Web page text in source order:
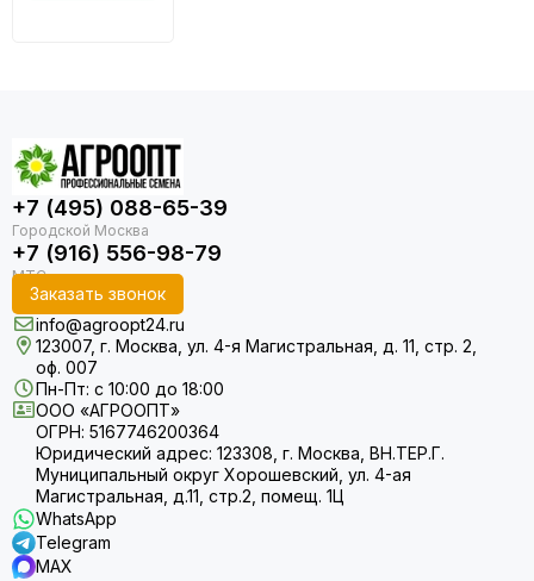
+7 (495) 088-65-39
+7 (916) 556-98-79
Заказать звонок
info@agroopt24.ru
123007, г. Москва, ул. 4-я Магистральная, д. 11, стр. 2,
оф. 007
Пн-Пт: с 10:00 до 18:00
ООО «АГРООПТ»
ОГРН: 5167746200364
Юридический адрес: 123308, г. Москва, ВН.ТЕР.Г.
Муниципальный округ Хорошевский, ул. 4-ая
Магистральная, д.11, стр.2, помещ. 1Ц
WhatsApp
Telegram
MAX